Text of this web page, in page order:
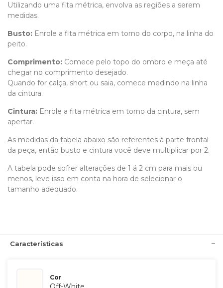
Utilizando uma fita métrica, envolva as regiões a serem
medidas.
Busto: Enrole a fita métrica em torno do corpo, na linha do
peito.
Comprimento: Comece pelo topo do ombro e meça até
chegar no comprimento desejado.
Quando for calça, short ou saia, comece medindo na linha
da cintura.
Cintura: Enrole a fita métrica em torno da cintura, sem
apertar.
As medidas da tabela abaixo são referentes á parte frontal
da peça, então busto e cintura você deve multiplicar por 2.
A tabela pode sofrer alterações de 1 á 2 cm para mais ou
menos, leve isso em conta na hora de selecionar o
tamanho adequado.
Características
Cor